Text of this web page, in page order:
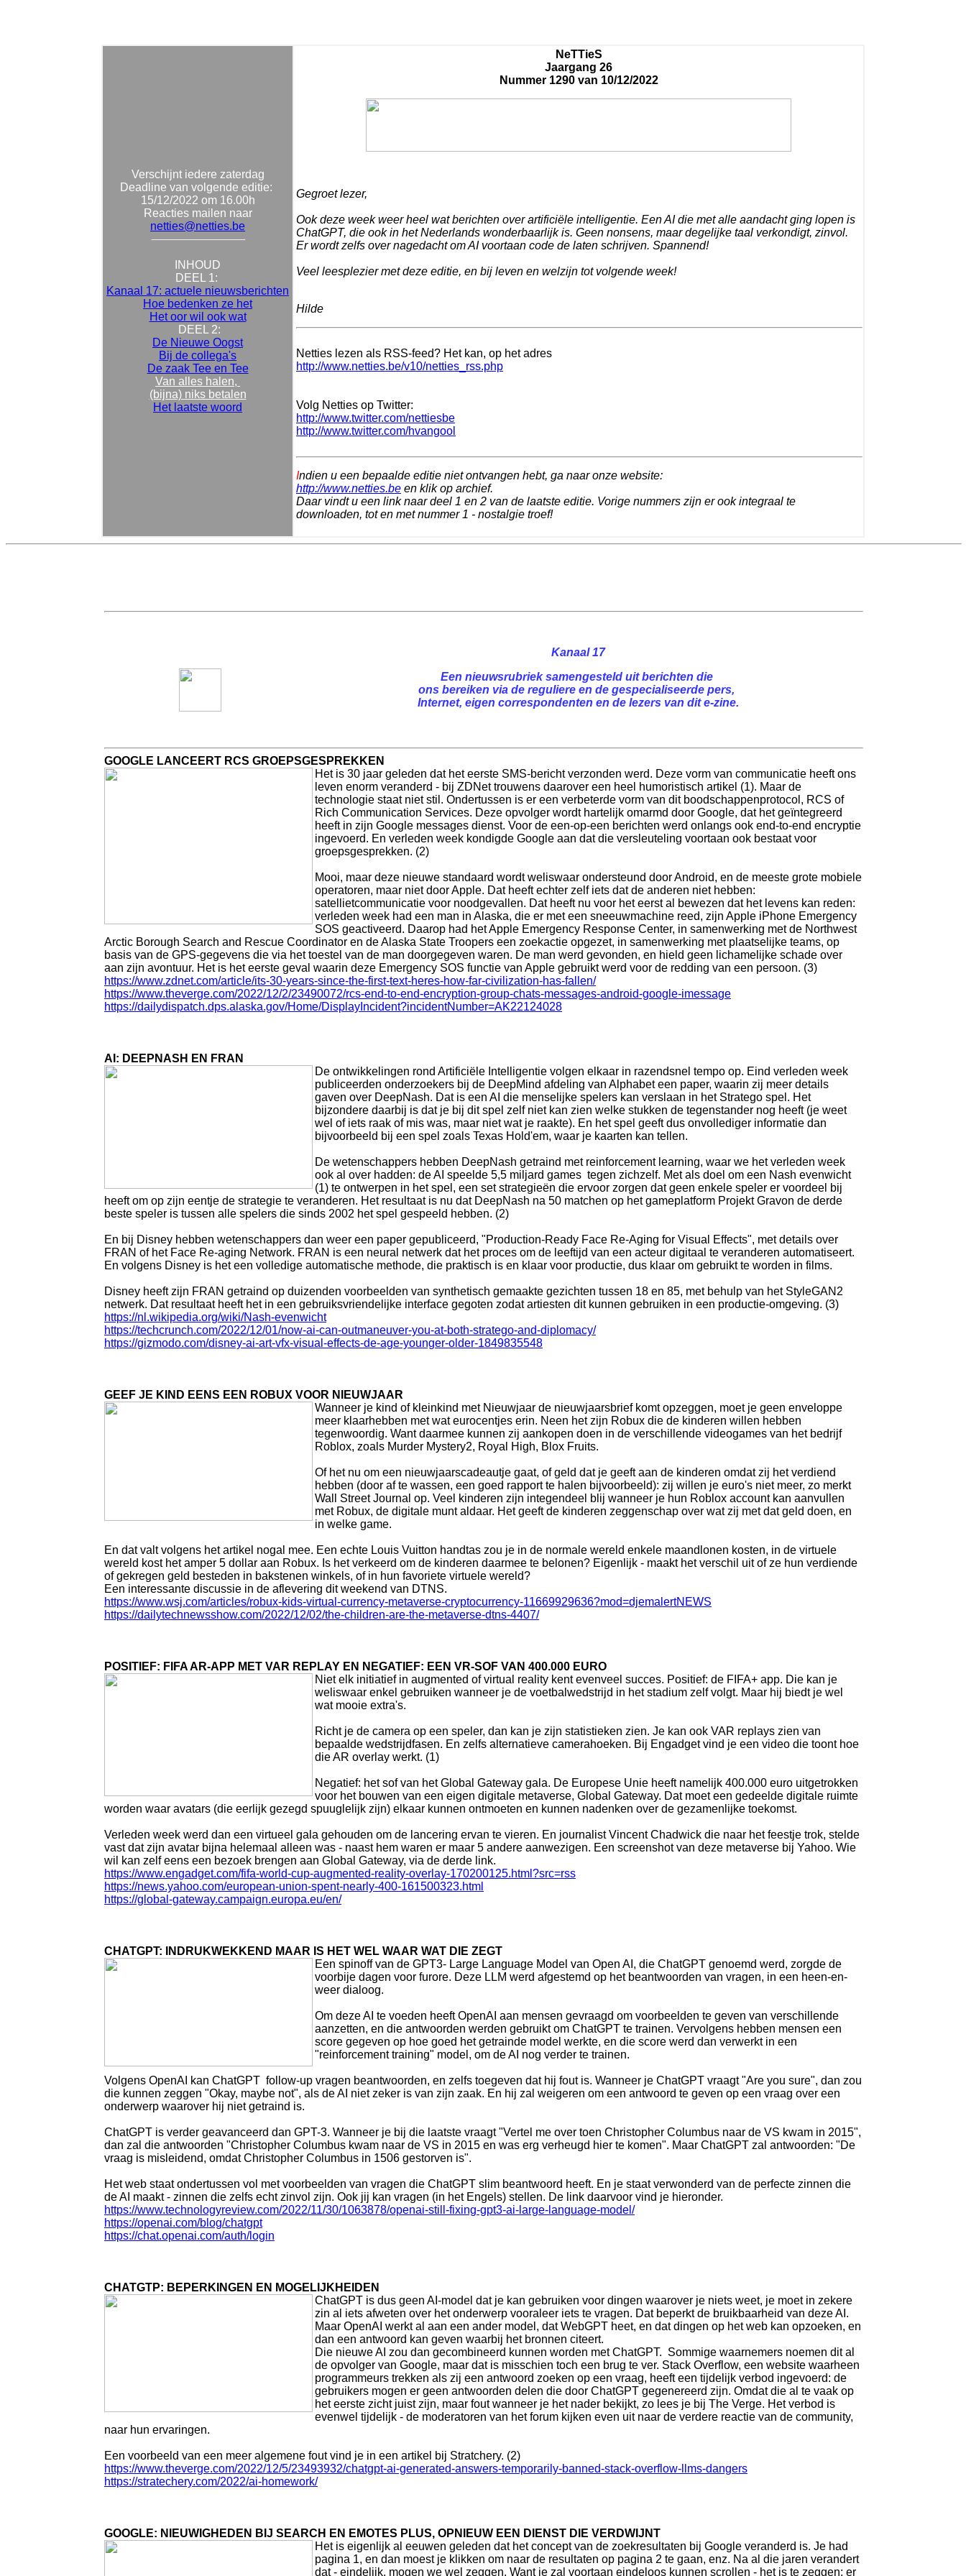
Verschijnt iedere zaterdag
Deadline van volgende editie:
15/12/2022 om 16.00h
Reacties mailen naar
netties@netties.be
INHOUD
DEEL 1:
Kanaal 17: actuele nieuwsberichten
Hoe bedenken ze het
Het oor wil ook wat
DEEL 2:
De Nieuwe Oogst
Bij de collega's
De zaak Tee en Tee
Van alles halen,
(bijna) niks betalen
Het laatste woord
NeTTieS
Jaargang 26
Nummer 1290 van 10/12/2022
Gegroet lezer,
Ook deze week weer heel wat berichten over artificiële intelligentie. Een AI die met alle aandacht ging lopen is
ChatGPT, die ook in het Nederlands wonderbaarlijk is. Geen nonsens, maar degelijke taal verkondigt, zinvol.
Er wordt zelfs over nagedacht om AI voortaan code de laten schrijven. Spannend!
Veel leesplezier met deze editie, en bij leven en welzijn tot volgende week!
Hilde
Netties lezen als RSS-feed? Het kan, op het adres
http://www.netties.be/v10/netties_rss.php
Volg Netties op Twitter:
http://www.twitter.com/nettiesbe
http://www.twitter.com/hvangool
Indien u een bepaalde editie niet ontvangen hebt, ga naar onze website:
http://www.netties.be en klik op archief.
Daar vindt u een link naar deel 1 en 2 van de laatste editie. Vorige nummers zijn er ook integraal te
downloaden, tot en met nummer 1 - nostalgie troef!
Kanaal 17
Een nieuwsrubriek samengesteld uit berichten die
ons bereiken via de reguliere en de gespecialiseerde pers,
Internet, eigen correspondenten en de lezers van dit e-zine.
GOOGLE LANCEERT RCS GROEPSGESPREKKEN
Het is 30 jaar geleden dat het eerste SMS-bericht verzonden werd. Deze vorm van communicatie heeft ons
leven enorm veranderd - bij ZDNet trouwens daarover een heel humoristisch artikel (1). Maar de
technologie staat niet stil. Ondertussen is er een verbeterde vorm van dit boodschappenprotocol, RCS of
Rich Communication Services. Deze opvolger wordt hartelijk omarmd door Google, dat het geïntegreerd
heeft in zijn Google messages dienst. Voor de een-op-een berichten werd onlangs ook end-to-end encryptie
ingevoerd. En verleden week kondigde Google aan dat die versleuteling voortaan ook bestaat voor
groepsgesprekken. (2)
Mooi, maar deze nieuwe standaard wordt weliswaar ondersteund door Android, en de meeste grote mobiele
operatoren, maar niet door Apple. Dat heeft echter zelf iets dat de anderen niet hebben:
satellietcommunicatie voor noodgevallen. Dat heeft nu voor het eerst al bewezen dat het levens kan reden:
verleden week had een man in Alaska, die er met een sneeuwmachine reed, zijn Apple iPhone Emergency
SOS geactiveerd. Daarop had het Apple Emergency Response Center, in samenwerking met de Northwest
Arctic Borough Search and Rescue Coordinator en de Alaska State Troopers een zoekactie opgezet, in samenwerking met plaatselijke teams, op
basis van de GPS-gegevens die via het toestel van de man doorgegeven waren. De man werd gevonden, en hield geen lichamelijke schade over
aan zijn avontuur. Het is het eerste geval waarin deze Emergency SOS functie van Apple gebruikt werd voor de redding van een persoon. (3)
https://www.zdnet.com/article/its-30-years-since-the-first-text-heres-how-far-civilization-has-fallen/
https://www.theverge.com/2022/12/2/23490072/rcs-end-to-end-encryption-group-chats-messages-android-google-imessage
https://dailydispatch.dps.alaska.gov/Home/DisplayIncident?incidentNumber=AK22124028
AI: DEEPNASH EN FRAN
De ontwikkelingen rond Artificiële Intelligentie volgen elkaar in razendsnel tempo op. Eind verleden week
publiceerden onderzoekers bij de DeepMind afdeling van Alphabet een paper, waarin zij meer details
gaven over DeepNash. Dat is een AI die menselijke spelers kan verslaan in het Stratego spel. Het
bijzondere daarbij is dat je bij dit spel zelf niet kan zien welke stukken de tegenstander nog heeft (je weet
wel of iets raak of mis was, maar niet wat je raakte). En het spel geeft dus onvollediger informatie dan
bijvoorbeeld bij een spel zoals Texas Hold'em, waar je kaarten kan tellen.
De wetenschappers hebben DeepNash getraind met reinforcement learning, waar we het verleden week
ook al over hadden: de AI speelde 5,5 miljard games tegen zichzelf. Met als doel om een Nash evenwicht
(1) te ontwerpen in het spel, een set strategieën die ervoor zorgen dat geen enkele speler er voordeel bij
heeft om op zijn eentje de strategie te veranderen. Het resultaat is nu dat DeepNash na 50 matchen op het gameplatform Projekt Gravon de derde
beste speler is tussen alle spelers die sinds 2002 het spel gespeeld hebben. (2)
En bij Disney hebben wetenschappers dan weer een paper gepubliceerd, "Production-Ready Face Re-Aging for Visual Effects", met details over
FRAN of het Face Re-aging Network. FRAN is een neural netwerk dat het proces om de leeftijd van een acteur digitaal te veranderen automatiseert.
En volgens Disney is het een volledige automatische methode, die praktisch is en klaar voor productie, dus klaar om gebruikt te worden in films.
Disney heeft zijn FRAN getraind op duizenden voorbeelden van synthetisch gemaakte gezichten tussen 18 en 85, met behulp van het StyleGAN2
netwerk. Dat resultaat heeft het in een gebruiksvriendelijke interface gegoten zodat artiesten dit kunnen gebruiken in een productie-omgeving. (3)
https://nl.wikipedia.org/wiki/Nash-evenwicht
https://techcrunch.com/2022/12/01/now-ai-can-outmaneuver-you-at-both-stratego-and-diplomacy/
https://gizmodo.com/disney-ai-art-vfx-visual-effects-de-age-younger-older-1849835548
GEEF JE KIND EENS EEN ROBUX VOOR NIEUWJAAR
Wanneer je kind of kleinkind met Nieuwjaar de nieuwjaarsbrief komt opzeggen, moet je geen enveloppe
meer klaarhebben met wat eurocentjes erin. Neen het zijn Robux die de kinderen willen hebben
tegenwoordig. Want daarmee kunnen zij aankopen doen in de verschillende videogames van het bedrijf
Roblox, zoals Murder Mystery2, Royal High, Blox Fruits.
Of het nu om een nieuwjaarscadeautje gaat, of geld dat je geeft aan de kinderen omdat zij het verdiend
hebben (door af te wassen, een goed rapport te halen bijvoorbeeld): zij willen je euro's niet meer, zo merkt
Wall Street Journal op. Veel kinderen zijn integendeel blij wanneer je hun Roblox account kan aanvullen
met Robux, de digitale munt aldaar. Het geeft de kinderen zeggenschap over wat zij met dat geld doen, en
in welke game.
En dat valt volgens het artikel nogal mee. Een echte Louis Vuitton handtas zou je in de normale wereld enkele maandlonen kosten, in de virtuele
wereld kost het amper 5 dollar aan Robux. Is het verkeerd om de kinderen daarmee te belonen? Eigenlijk - maakt het verschil uit of ze hun verdiende
of gekregen geld besteden in bakstenen winkels, of in hun favoriete virtuele wereld?
Een interessante discussie in de aflevering dit weekend van DTNS.
https://www.wsj.com/articles/robux-kids-virtual-currency-metaverse-cryptocurrency-11669929636?mod=djemalertNEWS
https://dailytechnewsshow.com/2022/12/02/the-children-are-the-metaverse-dtns-4407/
POSITIEF: FIFA AR-APP MET VAR REPLAY EN NEGATIEF: EEN VR-SOF VAN 400.000 EURO
Niet elk initiatief in augmented of virtual reality kent evenveel succes. Positief: de FIFA+ app. Die kan je
weliswaar enkel gebruiken wanneer je de voetbalwedstrijd in het stadium zelf volgt. Maar hij biedt je wel
wat mooie extra's.
Richt je de camera op een speler, dan kan je zijn statistieken zien. Je kan ook VAR replays zien van
bepaalde wedstrijdfasen. En zelfs alternatieve camerahoeken. Bij Engadget vind je een video die toont hoe
die AR overlay werkt. (1)
Negatief: het sof van het Global Gateway gala. De Europese Unie heeft namelijk 400.000 euro uitgetrokken
voor het bouwen van een eigen digitale metaverse, Global Gateway. Dat moet een gedeelde digitale ruimte
worden waar avatars (die eerlijk gezegd spuuglelijk zijn) elkaar kunnen ontmoeten en kunnen nadenken over de gezamenlijke toekomst.
Verleden week werd dan een virtueel gala gehouden om de lancering ervan te vieren. En journalist Vincent Chadwick die naar het feestje trok, stelde
vast dat zijn avatar bijna helemaal alleen was - naast hem waren er maar 5 andere aanwezigen. Een screenshot van deze metaverse bij Yahoo. Wie
wil kan zelf eens een bezoek brengen aan Global Gateway, via de derde link.
https://www.engadget.com/fifa-world-cup-augmented-reality-overlay-170200125.html?src=rss
https://news.yahoo.com/european-union-spent-nearly-400-161500323.html
https://global-gateway.campaign.europa.eu/en/
CHATGPT: INDRUKWEKKEND MAAR IS HET WEL WAAR WAT DIE ZEGT
Een spinoff van de GPT3- Large Language Model van Open AI, die ChatGPT genoemd werd, zorgde de
voorbije dagen voor furore. Deze LLM werd afgestemd op het beantwoorden van vragen, in een heen-en-
weer dialoog.
Om deze AI te voeden heeft OpenAI aan mensen gevraagd om voorbeelden te geven van verschillende
aanzetten, en die antwoorden werden gebruikt om ChatGPT te trainen. Vervolgens hebben mensen een
score gegeven op hoe goed het getrainde model werkte, en die score werd dan verwerkt in een
"reinforcement training" model, om de AI nog verder te trainen.
Volgens OpenAI kan ChatGPT follow-up vragen beantwoorden, en zelfs toegeven dat hij fout is. Wanneer je ChatGPT vraagt "Are you sure", dan zou
die kunnen zeggen "Okay, maybe not", als de AI niet zeker is van zijn zaak. En hij zal weigeren om een antwoord te geven op een vraag over een
onderwerp waarover hij niet getraind is.
ChatGPT is verder geavanceerd dan GPT-3. Wanneer je bij die laatste vraagt "Vertel me over toen Christopher Columbus naar de VS kwam in 2015",
dan zal die antwoorden "Christopher Columbus kwam naar de VS in 2015 en was erg verheugd hier te komen". Maar ChatGPT zal antwoorden: "De
vraag is misleidend, omdat Christopher Columbus in 1506 gestorven is".
Het web staat ondertussen vol met voorbeelden van vragen die ChatGPT slim beantwoord heeft. En je staat verwonderd van de perfecte zinnen die
de AI maakt - zinnen die zelfs echt zinvol zijn. Ook jij kan vragen (in het Engels) stellen. De link daarvoor vind je hieronder.
https://www.technologyreview.com/2022/11/30/1063878/openai-still-fixing-gpt3-ai-large-language-model/
https://openai.com/blog/chatgpt
https://chat.openai.com/auth/login
CHATGTP: BEPERKINGEN EN MOGELIJKHEIDEN
ChatGPT is dus geen AI-model dat je kan gebruiken voor dingen waarover je niets weet, je moet in zekere
zin al iets afweten over het onderwerp vooraleer iets te vragen. Dat beperkt de bruikbaarheid van deze AI.
Maar OpenAI werkt al aan een ander model, dat WebGPT heet, en dat dingen op het web kan opzoeken, en
dan een antwoord kan geven waarbij het bronnen citeert.
Die nieuwe AI zou dan gecombineerd kunnen worden met ChatGPT. Sommige waarnemers noemen dit al
de opvolger van Google, maar dat is misschien toch een brug te ver. Stack Overflow, een website waarheen
programmeurs trekken als zij een antwoord zoeken op een vraag, heeft een tijdelijk verbod ingevoerd: de
gebruikers mogen er geen antwoorden delen die door ChatGPT gegenereerd zijn. Omdat die al te vaak op
het eerste zicht juist zijn, maar fout wanneer je het nader bekijkt, zo lees je bij The Verge. Het verbod is
evenwel tijdelijk - de moderatoren van het forum kijken even uit naar de verdere reactie van de community,
naar hun ervaringen.
Een voorbeeld van een meer algemene fout vind je in een artikel bij Stratchery. (2)
https://www.theverge.com/2022/12/5/23493932/chatgpt-ai-generated-answers-temporarily-banned-stack-overflow-llms-dangers
https://stratechery.com/2022/ai-homework/
GOOGLE: NIEUWIGHEDEN BIJ SEARCH EN EMOTES PLUS, OPNIEUW EEN DIENST DIE VERDWIJNT
Het is eigenlijk al eeuwen geleden dat het concept van de zoekresultaten bij Google veranderd is. Je had
pagina 1, en dan moest je klikken om naar de resultaten op pagina 2 te gaan, enz. Na al die jaren verandert
dat - eindelijk, mogen we wel zeggen. Want je zal voortaan eindeloos kunnen scrollen - het is te zeggen: er